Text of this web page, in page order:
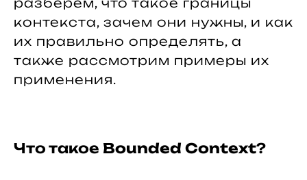
контекста, зачем они нужны, и как
их правильно определять, а
также рассмотрим примеры их
применения.
Что такое Bounded Context?